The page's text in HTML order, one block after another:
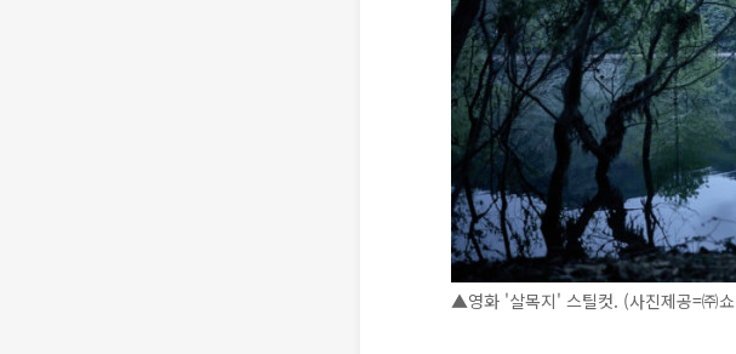
▲영화 '살목지' 스틸컷. (사진제공=㈜